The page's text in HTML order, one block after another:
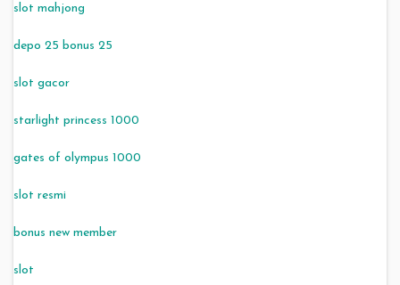
slot mahjong
depo 25 bonus 25
slot gacor
starlight princess 1000
gates of olympus 1000
slot resmi
bonus new member
slot